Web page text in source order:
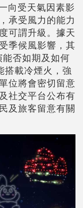
向受天氣因素影
承受風力的能力
可謂升級。據天
季候風影響，其
否如期及如何
搭載冷煙火，強
位將會密切留意
社交平台公布有
及旅客留意有關